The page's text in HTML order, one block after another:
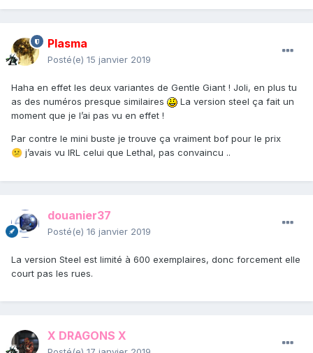
Plasma
Posté(e) 15 janvier 2019
Haha en effet les deux variantes de Gentle Giant ! Joli, en plus tu
as des numéros presque similaires
La version steel ça fait un
moment que je l’ai pas vu en effet !
Par contre le mini buste je trouve ça vraiment bof pour le prix
😕 j’avais vu IRL celui que Lethal, pas convaincu ..
douanier37
Posté(e) 16 janvier 2019
La version Steel est limité à 600 exemplaires, donc forcement elle
court pas les rues.
X DRAGONS X